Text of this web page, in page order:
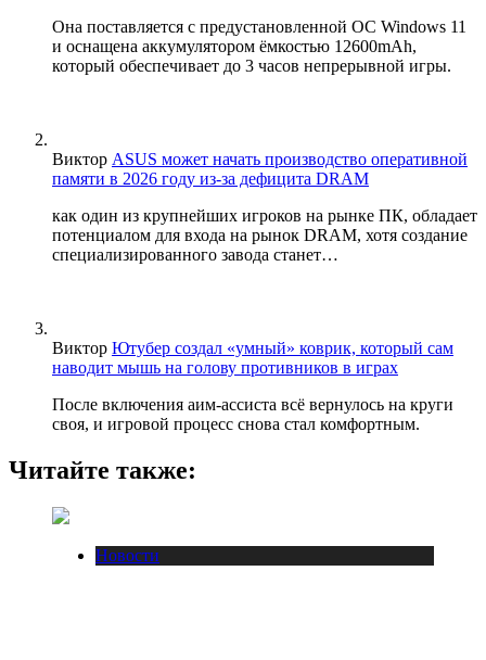
Она поставляется с предустановленной ОС Windows 11
и оснащена аккумулятором ёмкостью 12600mAh,
который обеспечивает до 3 часов непрерывной игры.
Виктор ASUS может начать производство оперативной
памяти в 2026 году из-за дефицита DRAM
как один из крупнейших игроков на рынке ПК, обладает
потенциалом для входа на рынок DRAM, хотя создание
специализированного завода станет…
Виктор Ютубер создал «умный» коврик, который сам
наводит мышь на голову противников в играх
После включения аим-ассиста всё вернулось на круги
своя, и игровой процесс снова стал комфортным.
Читайте также:
Новости